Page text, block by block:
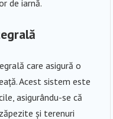
de iarnă.
care asigură o
Acest sistem este
asigurându-se că
și terenuri